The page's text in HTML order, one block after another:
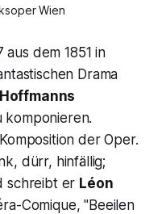
Wien
aus dem 1851 in
Drama
komponieren.
der Oper.
dürr, hinfällig;
schreibt er Léon
Comique,"Beeilen